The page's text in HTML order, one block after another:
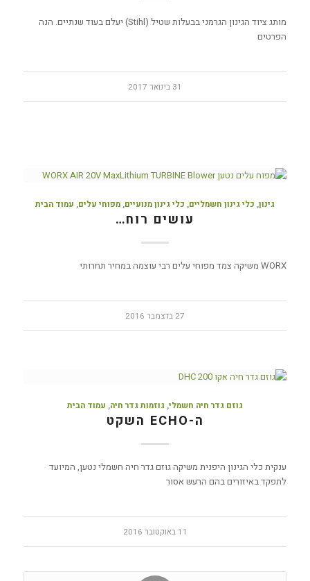
מותג ציוד הגינון הגרמני בבעלות שטיל (Stihl) יעלם בעוד שנתיים. הנה
הפרטים
31 בינואר 2017
גינון, כלי גינון חשמליים, כלי גינון מנועיים, מפוחי עלים, עמוד הבית
עושים רוח…
WORX משיקה צמד מפוחי עלים רבי עוצמה במחיר תחרותי
27 בדצמבר 2016
גוזם גדר חיה חשמלי, גוזמות גדר חיה, עמוד הבית
ה-ECHO השקט
ענקית כלי הגינון היפנית משיקה גוזם גדר חיה חשמלי נטען, המיועד
לתפקד באיזורים בהם הרעש אסור
11 באוקטובר 2016